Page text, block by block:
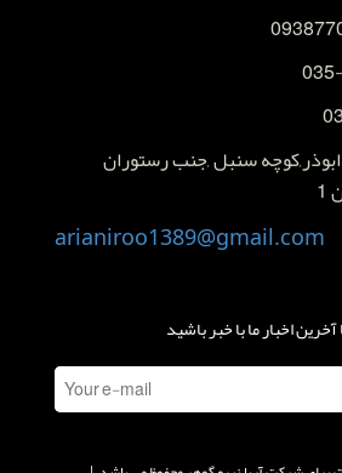
سنبل ,جنب رستوران
arianiroo1389@gmail.com
اخبار ما با خبر باشید